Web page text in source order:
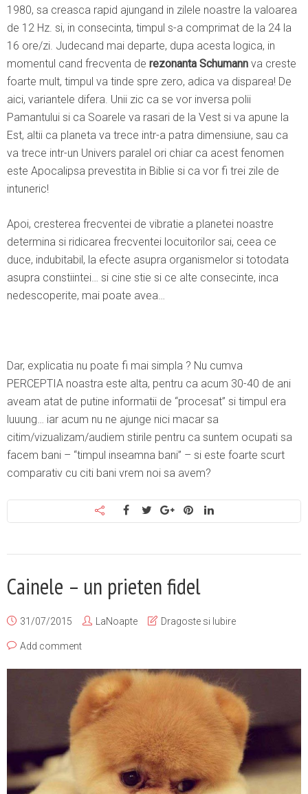
1980, sa creasca rapid ajungand in zilele noastre la valoarea
de 12 Hz. si, in consecinta, timpul s-a comprimat de la 24 la
16 ore/zi. Judecand mai departe, dupa acesta logica, in
momentul cand frecventa de rezonanta Schumann va creste
foarte mult, timpul va tinde spre zero, adica va disparea! De
aici, variantele difera. Unii zic ca se vor inversa polii
Pamantului si ca Soarele va rasari de la Vest si va apune la
Est, altii ca planeta va trece intr-a patra dimensiune, sau ca
va trece intr-un Univers paralel ori chiar ca acest fenomen
este Apocalipsa prevestita in Biblie si ca vor fi trei zile de
intuneric!
Apoi, cresterea frecventei de vibratie a planetei noastre
determina si ridicarea frecventei locuitorilor sai, ceea ce
duce, indubitabil, la efecte asupra organismelor si totodata
asupra constiintei… si cine stie si ce alte consecinte, inca
nedescoperite, mai poate avea…
Dar, explicatia nu poate fi mai simpla ? Nu cumva
PERCEPTIA noastra este alta, pentru ca acum 30-40 de ani
aveam atat de putine informatii de “procesat” si timpul era
luuung… iar acum nu ne ajunge nici macar sa
citim/vizualizam/audiem stirile pentru ca suntem ocupati sa
facem bani – “timpul inseamna bani” – si este foarte scurt
comparativ cu citi bani vrem noi sa avem?
Cainele – un prieten fidel
31/07/2015 LaNoapte Dragoste si Iubire
Add comment